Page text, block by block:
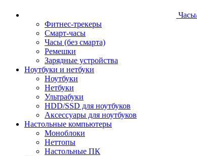
Фитнес-трекеры
Смарт-часы
Часы (без смарта)
Ремешки
Зарядные устройства
Ноутбуки и нетбуки
Ноутбуки
Нетбуки
Ультрабуки
HDD/SSD для ноутбуков
Аксессуары для ноутбуков
Настольные компьютеры
Моноблоки
Неттопы
Настольные ПК